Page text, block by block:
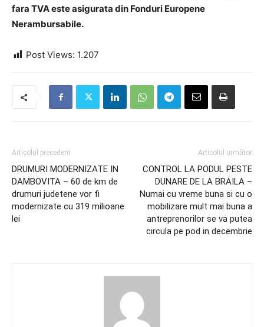
fara TVA este asigurata din Fonduri Europene
Nerambursabile.
Post Views: 1.207
Articolul precedent
DRUMURI MODERNIZATE IN
DAMBOVITA – 60 de km de
drumuri judetene vor fi
modernizate cu 319 milioane
lei
Articolul următor
CONTROL LA PODUL PESTE
DUNARE DE LA BRAILA –
Numai cu vreme buna si cu o
mobilizare mult mai buna a
antreprenorilor se va putea
circula pe pod in decembrie